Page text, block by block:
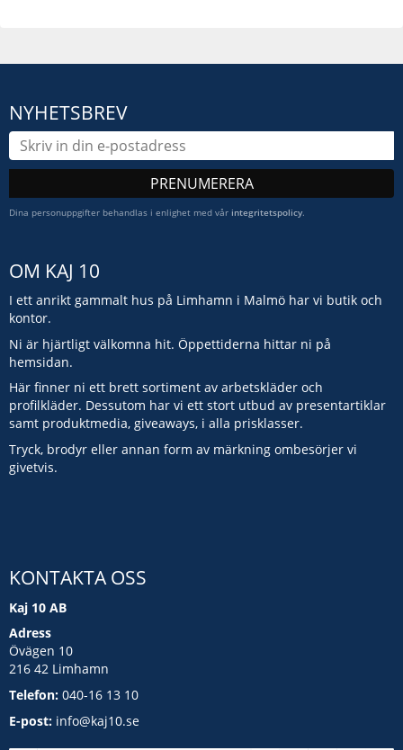
NYHETSBREV
PRENUMERERA
Dina personuppgifter behandlas i enlighet med vår integritetspolicy.
OM KAJ 10
I ett anrikt gammalt hus på Limhamn i Malmö har vi butik och
kontor.
Ni är hjärtligt välkomna hit. Öppettiderna hittar ni på
hemsidan.
Här finner ni ett brett sortiment av arbetskläder och
profilkläder. Dessutom har vi ett stort utbud av presentartiklar
samt produktmedia, giveaways, i alla prisklasser.
Tryck, brodyr eller annan form av märkning ombesörjer vi
givetvis.
KONTAKTA OSS
Kaj 10 AB
Adress
Övägen 10
216 42 Limhamn
Telefon: 040-16 13 10
E-post: info@kaj10.se